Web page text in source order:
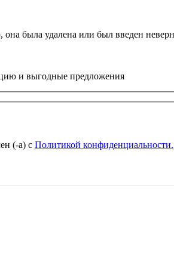
была удалена или был введен
и выгодные предложения
(-а) с Политикой конфиденциальности.